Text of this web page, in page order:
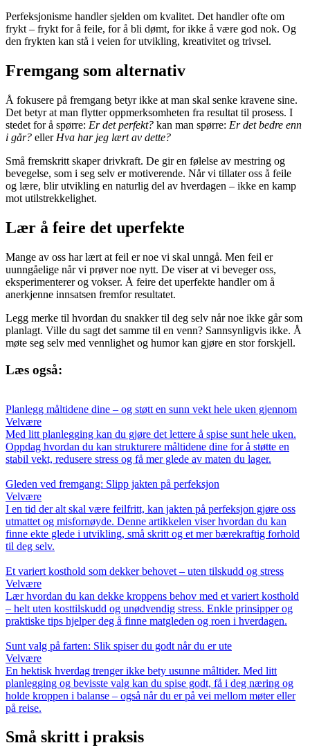
Perfeksjonisme handler sjelden om kvalitet. Det handler ofte om
frykt – frykt for å feile, for å bli dømt, for ikke å være god nok. Og
den frykten kan stå i veien for utvikling, kreativitet og trivsel.
Fremgang som alternativ
Å fokusere på fremgang betyr ikke at man skal senke kravene sine.
Det betyr at man flytter oppmerksomheten fra resultat til prosess. I
stedet for å spørre: Er det perfekt? kan man spørre: Er det bedre enn
i går? eller Hva har jeg lært av dette?
Små fremskritt skaper drivkraft. De gir en følelse av mestring og
bevegelse, som i seg selv er motiverende. Når vi tillater oss å feile
og lære, blir utvikling en naturlig del av hverdagen – ikke en kamp
mot utilstrekkelighet.
Lær å feire det uperfekte
Mange av oss har lært at feil er noe vi skal unngå. Men feil er
uunngåelige når vi prøver noe nytt. De viser at vi beveger oss,
eksperimenterer og vokser. Å feire det uperfekte handler om å
anerkjenne innsatsen fremfor resultatet.
Legg merke til hvordan du snakker til deg selv når noe ikke går som
planlagt. Ville du sagt det samme til en venn? Sannsynligvis ikke. Å
møte seg selv med vennlighet og humor kan gjøre en stor forskjell.
Læs også:
Planlegg måltidene dine – og støtt en sunn vekt hele uken gjennom
Velvære
Med litt planlegging kan du gjøre det lettere å spise sunt hele uken.
Oppdag hvordan du kan strukturere måltidene dine for å støtte en
stabil vekt, redusere stress og få mer glede av maten du lager.
Gleden ved fremgang: Slipp jakten på perfeksjon
Velvære
I en tid der alt skal være feilfritt, kan jakten på perfeksjon gjøre oss
utmattet og misfornøyde. Denne artikkelen viser hvordan du kan
finne ekte glede i utvikling, små skritt og et mer bærekraftig forhold
til deg selv.
Et variert kosthold som dekker behovet – uten tilskudd og stress
Velvære
Lær hvordan du kan dekke kroppens behov med et variert kosthold
– helt uten kosttilskudd og unødvendig stress. Enkle prinsipper og
praktiske tips hjelper deg å finne matgleden og roen i hverdagen.
Sunt valg på farten: Slik spiser du godt når du er ute
Velvære
En hektisk hverdag trenger ikke bety usunne måltider. Med litt
planlegging og bevisste valg kan du spise godt, få i deg næring og
holde kroppen i balanse – også når du er på vei mellom møter eller
på reise.
Små skritt i praksis